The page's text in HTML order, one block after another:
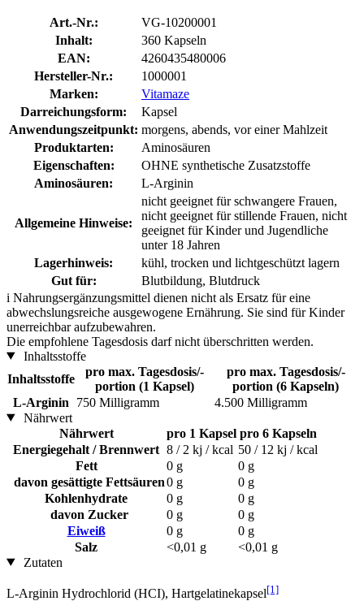
Art.-Nr.:
VG-10200001
Inhalt:
360 Kapseln
EAN:
4260435480006
Hersteller-Nr.:
1000001
Marken:
Vitamaze
Darreichungsform:
Kapsel
Anwendungszeitpunkt: morgens, abends, vor einer Mahlzeit
Produktarten:
Aminosäuren
Eigenschaften:
OHNE synthetische Zusatzstoffe
Aminosäuren:
L-Arginin
Allgemeine Hinweise:
nicht geeignet für schwangere Frauen,
nicht geeignet für stillende Frauen, nicht
geeignet für Kinder und Jugendliche
unter 18 Jahren
Lagerhinweis:
kühl, trocken und lichtgeschützt lagern
Gut für:
Blutbildung, Blutdruck
i Nahrungsergänzungsmittel dienen nicht als Ersatz für eine
abwechslungsreiche ausgewogene Ernährung. Sie sind für Kinder
unerreichbar aufzubewahren.
Die empfohlene Tagesdosis darf nicht überschritten werden.
Inhaltsstoffe
Inhaltsstoffe
pro max. Tagesdosis/-
portion (1 Kapsel)
pro max. Tagesdosis/-
portion (6 Kapseln)
L-Arginin
750 Milligramm
4.500 Milligramm
Nährwert
Nährwert
pro 1 Kapsel pro 6 Kapseln
Energiegehalt / Brennwert 8 / 2 kj / kcal 50 / 12 kj / kcal
Fett
0 g
0 g
davon gesättigte Fettsäuren0 g
0 g
Kohlenhydrate
0 g
0 g
davon Zucker
0 g
0 g
Eiweiß
0 g
0 g
Salz
<0,01 g
<0,01 g
Zutaten
L-Arginin Hydrochlorid (HCI), Hartgelatinekapsel[1]